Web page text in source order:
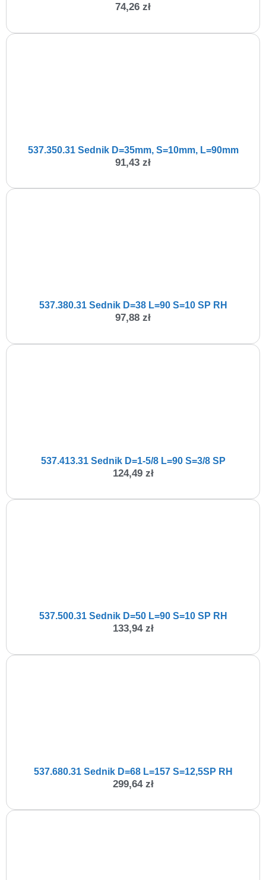
74,26 zł
537.350.31 Sednik D=35mm, S=10mm, L=90mm
91,43 zł
537.380.31 Sednik D=38 L=90 S=10 SP RH
97,88 zł
537.413.31 Sednik D=1-5/8 L=90 S=3/8 SP
124,49 zł
537.500.31 Sednik D=50 L=90 S=10 SP RH
133,94 zł
537.680.31 Sednik D=68 L=157 S=12,5SP RH
299,64 zł